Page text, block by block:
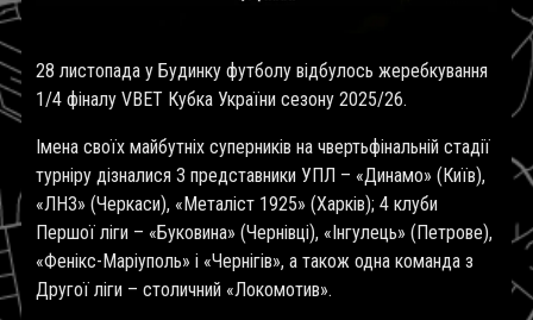
28 листопада у Будинку футболу відбулось жеребкування
1/4 фіналу VBET Кубка України сезону 2025/26.
Імена своїх майбутніх суперників на чвертьфінальній стадії
турніру дізналися 3 представники УПЛ – «Динамо» (Київ),
«ЛНЗ» (Черкаси), «Металіст 1925» (Харків); 4 клуби
Першої ліги – «Буковина» (Чернівці), «Інгулець» (Петрове),
«Фенікс-Маріуполь» і «Чернігів», а також одна команда з
Другої ліги – столичний «Локомотив».